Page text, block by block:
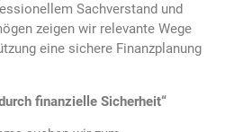
Sachverstand und
zeigen wir relevante Wege
eine sichere Finanzplanung
finanzielle Sicherheit“